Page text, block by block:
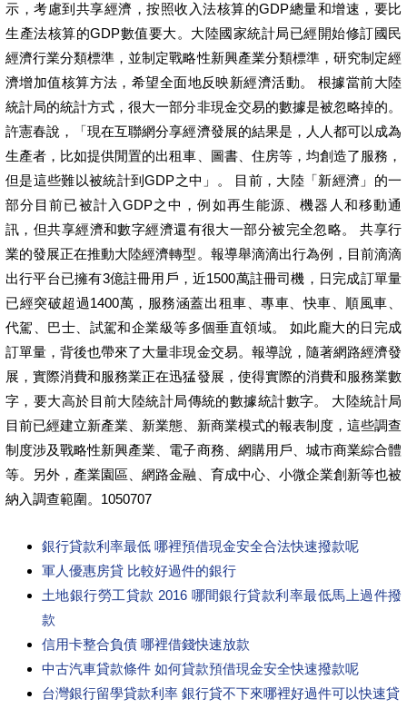
示，考慮到共享經濟，按照收入法核算的GDP總量和增速，要比
生產法核算的GDP數值要大。大陸國家統計局已經開始修訂國民
經濟行業分類標準，並制定戰略性新興產業分類標準，研究制定經
濟增加值核算方法，希望全面地反映新經濟活動。 根據當前大陸
統計局的統計方式，很大一部分非現金交易的數據是被忽略掉的。
許憲春說，「現在互聯網分享經濟發展的結果是，人人都可以成為
生產者，比如提供閒置的出租車、圖書、住房等，均創造了服務，
但是這些難以被統計到GDP之中」。 目前，大陸「新經濟」的一
部分目前已被計入GDP之中，例如再生能源、機器人和移動通
訊，但共享經濟和數字經濟還有很大一部分被完全忽略。 共享行
業的發展正在推動大陸經濟轉型。報導舉滴滴出行為例，目前滴滴
出行平台已擁有3億註冊用戶，近1500萬註冊司機，日完成訂單量
已經突破超過1400萬，服務涵蓋出租車、專車、快車、順風車、
代駕、巴士、試駕和企業級等多個垂直領域。 如此龐大的日完成
訂單量，背後也帶來了大量非現金交易。報導說，隨著網路經濟發
展，實際消費和服務業正在迅猛發展，使得實際的消費和服務業數
字，要大高於目前大陸統計局傳統的數據統計數字。 大陸統計局
目前已經建立新產業、新業態、新商業模式的報表制度，這些調查
制度涉及戰略性新興產業、電子商務、網購用戶、城市商業綜合體
等。另外，產業園區、網路金融、育成中心、小微企業創新等也被
納入調查範圍。1050707
銀行貸款利率最低 哪裡預借現金安全合法快速撥款呢
軍人優惠房貸 比較好過件的銀行
土地銀行勞工貸款 2016 哪間銀行貸款利率最低馬上過件撥
款
信用卡整合負債 哪裡借錢快速放款
中古汽車貸款條件 如何貸款預借現金安全快速撥款呢
台灣銀行留學貸款利率 銀行貸不下來哪裡好過件可以快速貸